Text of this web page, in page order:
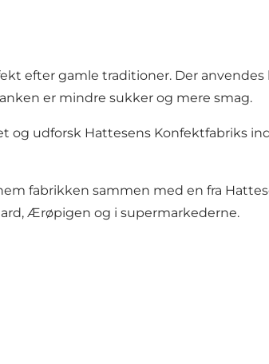
efter gamle traditioner. Der
er mindre sukker og mere smag.
og udforsk Hattesens Konfektfabriks
fabrikken sammen med en fra
Ærøpigen og i supermarkederne.